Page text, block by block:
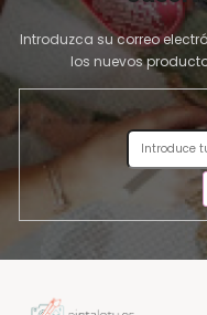
Introduzca su correo
los nuevos